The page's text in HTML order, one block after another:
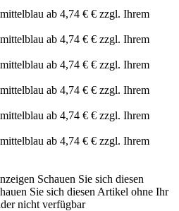
Schauen Sie sich diesen
Sie sich diesen Artikel ohne Ihr
nicht verfügbar